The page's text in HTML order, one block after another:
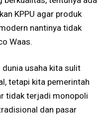
KPPU agar produk
nantinya tidak
Waas.
dunia usaha kita sulit
tetapi kita pemerintah
tidak terjadi monopoli
dan pasar